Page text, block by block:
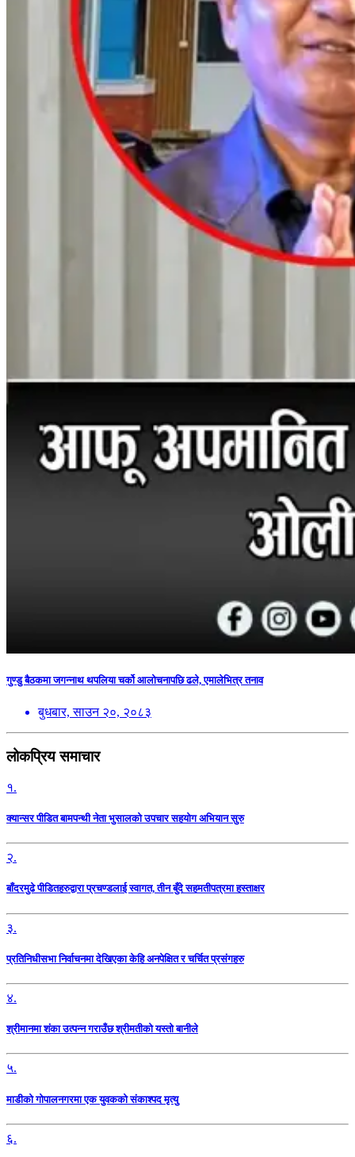
गुण्डु बैठकमा जगन्नाथ थपलिया चर्को आलोचनापछि ढले, एमालेभित्र तनाव
बुधबार, साउन २०, २०८३
लोकप्रिय समाचार
१.
क्यान्सर पीडित बामपन्थी नेता भुसालकाे उपचार सहयोग अभियान सुरु
२.
बाँदरमुढे पीडितहरुद्वारा प्रचण्डलाई स्वागत, तीन बुँदे सहमतीपत्रमा हस्ताक्षर
३.
प्रतिनिधीसभा निर्वाचनमा देखिएका केहि अनपेक्षित र चर्चित प्रसंगहरु
४.
श्रीमानमा शंका उत्पन्न गराउँछ श्रीमतीको यस्तो बानीले
५.
माडीको गोपालनगरमा एक युवकको संकाश्पद मृत्यु
६.